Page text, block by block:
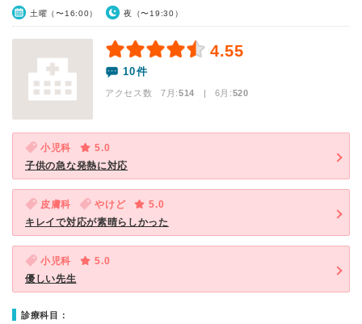
土曜（〜16:00） 夜（〜19:30）
4.55
10件
アクセス数 7月:514 | 6月:520
小児科
5.0
子供の急な発熱に対応
皮膚科 やけど
5.0
キレイで対応が素晴らしかった
小児科
5.0
優しい先生
診療科目：